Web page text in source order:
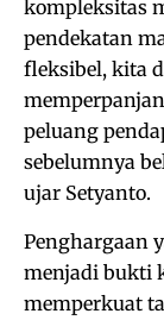
kompleksitas
pendekatan
fleksibel, kita
peluang
sebelumnya
ujar Setyanto.
Penghargaan
menjadi bukti
memperkuat